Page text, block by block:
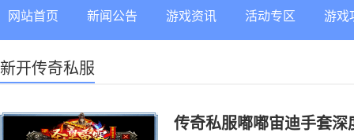
网站首页 新闻公告 游戏资讯 活动专区 游戏
新开传奇私服
传奇私服嘟嘟宙迪手套深